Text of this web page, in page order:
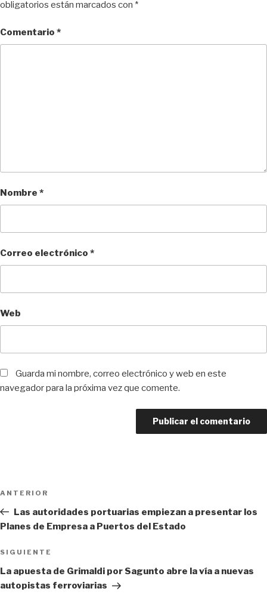
obligatorios están marcados con *
Comentario *
Nombre *
Correo electrónico *
Web
Guarda mi nombre, correo electrónico y web en este
navegador para la próxima vez que comente.
entradas
Entrada
anterior:
ANTERIOR
Las autoridades portuarias empiezan a presentar los
Planes de Empresa a Puertos del Estado
Siguiente
entrada
SIGUIENTE
La apuesta de Grimaldi por Sagunto abre la vía a nuevas
autopistas ferroviarias